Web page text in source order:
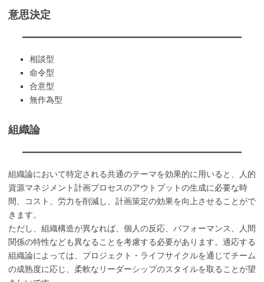
意思決定
相談型
命令型
合意型
無作為型
組織論
組織論において特定される共通のテーマを効果的に用いると、人的
資源マネジメント計画プロセスのアウトプットの生成に必要な時
間、コスト、労力を削減し、計画策定の効果を向上させることがで
きます。
ただし、組織構造が異なれば、個人の反応、パフォーマンス、人間
関係の特性なども異なることを考慮する必要があります。適応する
組織論によっては、プロジェクト・ライフサイクルを通じてチーム
の成熟度に応じ、柔軟なリーダーシップのスタイルを取ることが望